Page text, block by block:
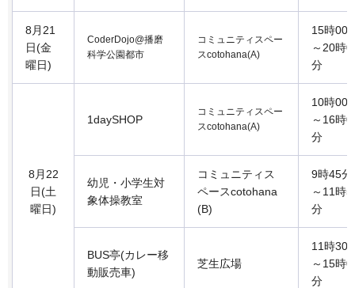
8月21
日(金
曜日)
CoderDojo@播磨
科学公園都市
コミュニティスペー
スcotohana(A)
15時00
～20時
分
8月22
日(土
曜日)
1daySHOP
コミュニティスペー
スcotohana(A)
10時00
～16時
分
幼児・小学生対
象体操教室
コミュニティス
ペースcotohana
(B)
9時45分
～11時
分
BUS亭(カレー移
動販売車)
芝生広場
11時30
～15時
分